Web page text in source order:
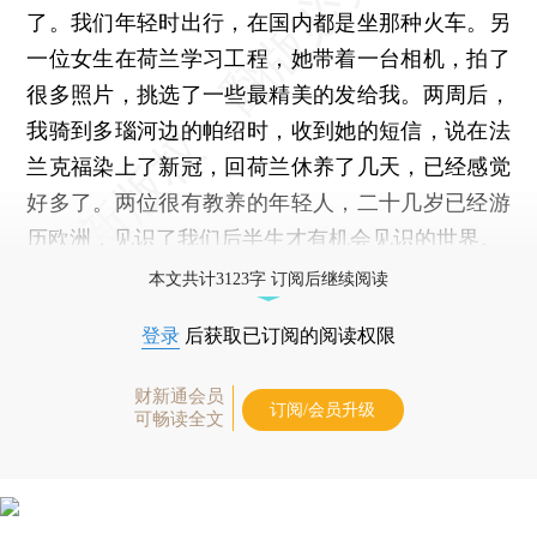
了。我们年轻时出行，在国内都是坐那种火车。另
一位女生在荷兰学习工程，她带着一台相机，拍了
很多照片，挑选了一些最精美的发给我。两周后，
我骑到多瑙河边的帕绍时，收到她的短信，说在法
兰克福染上了新冠，回荷兰休养了几天，已经感觉
好多了。两位很有教养的年轻人，二十几岁已经游
历欧洲，见识了我们后半生才有机会见识的世界。
本文共计3123字 订阅后继续阅读
登录 后获取已订阅的阅读权限
财新通会员
可畅读全文
订阅/会员升级